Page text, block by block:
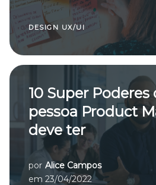
DESIGN UX/UI
10 Super
pessoa Product
deve ter
por Alice Campos
em 23/04/2022